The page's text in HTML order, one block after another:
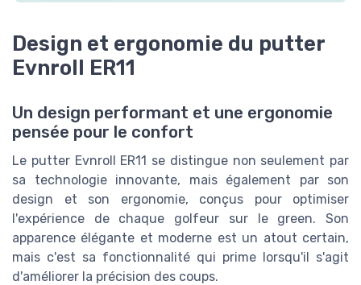
Design et ergonomie du putter
Evnroll ER11
Un design performant et une ergonomie
pensée pour le confort
Le putter Evnroll ER11 se distingue non seulement par
sa technologie innovante, mais également par son
design et son ergonomie, conçus pour optimiser
l'expérience de chaque golfeur sur le green. Son
apparence élégante et moderne est un atout certain,
mais c'est sa fonctionnalité qui prime lorsqu'il s'agit
d'améliorer la précision des coups.